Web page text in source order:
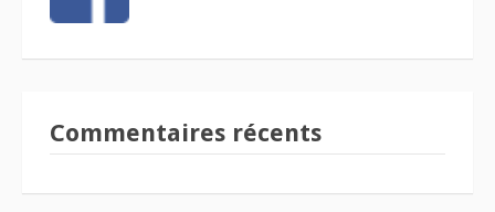
Commentaires récents